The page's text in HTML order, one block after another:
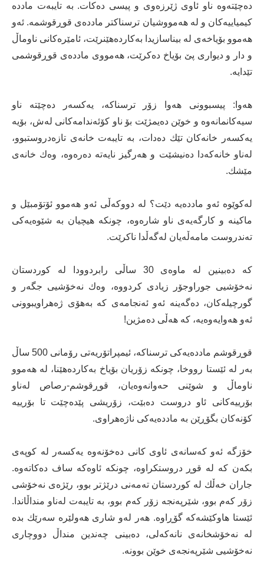
دەچێتەوە ناو ئاوی ژێرزەوی و پیسی دەكات. بە تایبەت مادده‌
كیمیاییەكان و لە هەمووشیان ترسناكتر مادده‌ی قوڕقوشمە. ئەو
هەموو بۆیاخەی لە بیناسازیدا بەكاردەهێنرێت، ئامێرەكانی ناوماڵ
و دار و دیواری پێ بۆیاخ دەكرێت، هەمووی مادده‌ی قوڕقوشمی
تێدایە.
هەوا: پیسبوونی هەوا زۆر ترسناكە، یەكسەر دەچێتە ناو
سیەكانمانەوە و خوێن دەیمژێت بۆ ناو كۆئەندامەكانی لەش، بۆیە
یەكسەر خانەكان تێك دەدات، بە تایبەت خانەی تازەدروستبوو،
لەناو خانەكەدا دەنیشێت و هەرگیز نایەتە دەرەوە، وەك خانەی
مێشك.
لەكوێوە ئەو مادده‌یە دێت؟ لە دووكەڵی ئەو هەموو ئۆتۆمبێل و
ماكینە و كارگەیەی ناو شارەوە، چونكە هیچیان بە شێوەیەكی
تەندروست مامەڵەیان لەگەڵدا ناكرێت.
كە دەبینین لە ماوەی 30 ساڵی رابردوودا لە كوردستان
نەخۆشیی جوراوجۆر زیادی كردووە، وەك نەخۆشیی جگەر و
گورچیلەكان، دەگەینە ئەو ئەنجامەی كە بەهۆی ژەهراویبوونی
ئەو هەوایەوەیە، كە هەڵی دەمژین!
قوڕقوشم مادده‌یەكی ترسناكە، ئیمپراتۆریەتی رۆمانی 500 ساڵ
بەر لە ئێستا رووخا، چونكە زۆریان بۆیاخ بەكاردەهێنا، لە هەموو
ناوماڵ و شوێنی حەوانەوەیان، قوڕقوشم-رصاص لەناو
بۆرییەكانی ئاو دروست دەبێت، زۆریشی پێدەچێت تا بۆرییە
كۆنەكان بگۆڕێن بە مادده‌یەكی ناژەهراوی.
خۆزگە ئەو كەسانەی ئاوی كانی دەخۆنەوە یەكسەر لە كوپەی
بكەن كە لە قوڕ دروستكراوە، چونكە ئاوەكە ساف دەكاتەوە.
جاران خەڵك لە كوردستان تەمەنی درێژتر بوو، رێژەی نەخۆشی
زۆر كەم بوو، شێرپەنجە زۆر كەم بوو، بە تایبەت لەناو منداڵاندا.
ئێستا هاوكێشەكە گۆڕاوە. هەر لەو شاری هەولێرە سەرێك بدە
لە نەخۆشخانەی نانەكەلی، دەبینی چەندین منداڵ دووچاری
نەخۆشیی شێرپەنجەی خوێن بوونە.